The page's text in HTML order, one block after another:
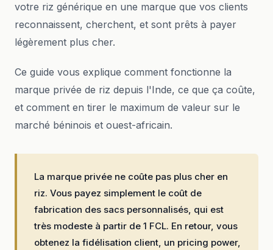
votre riz générique en une marque que vos clients
reconnaissent, cherchent, et sont prêts à payer
légèrement plus cher.
Ce guide vous explique comment fonctionne la
marque privée de riz depuis l'Inde, ce que ça coûte,
et comment en tirer le maximum de valeur sur le
marché béninois et ouest-africain.
La marque privée ne coûte pas plus cher en
riz. Vous payez simplement le coût de
fabrication des sacs personnalisés, qui est
très modeste à partir de 1 FCL. En retour, vous
obtenez la fidélisation client, un pricing power,